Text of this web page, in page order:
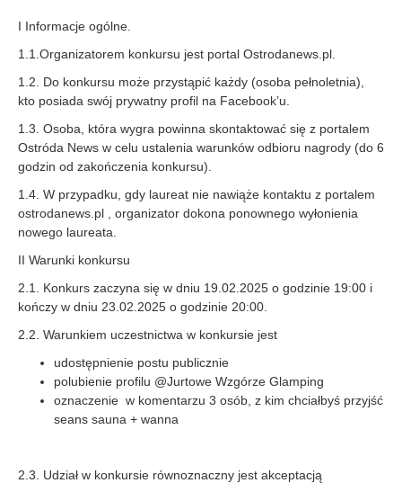
I Informacje ogólne.
1.1.Organizatorem konkursu jest portal Ostrodanews.pl.
1.2. Do konkursu może przystąpić każdy (osoba pełnoletnia),
kto posiada swój prywatny profil na Facebook’u.
1.3. Osoba, która wygra powinna skontaktować się z portalem
Ostróda News w celu ustalenia warunków odbioru nagrody (do 6
godzin od zakończenia konkursu).
1.4. W przypadku, gdy laureat nie nawiąże kontaktu z portalem
ostrodanews.pl , organizator dokona ponownego wyłonienia
nowego laureata.
II Warunki konkursu
2.1. Konkurs zaczyna się w dniu 19.02.2025 o godzinie 19:00 i
kończy w dniu 23.02.2025 o godzinie 20:00.
2.2. Warunkiem uczestnictwa w konkursie jest
udostępnienie postu publicznie
polubienie profilu @Jurtowe Wzgórze Glamping
oznaczenie w komentarzu 3 osób, z kim chciałbyś przyjść
seans sauna + wanna
2.3. Udział w konkursie równoznaczny jest akceptacją